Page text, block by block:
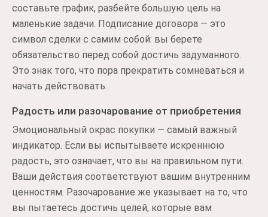
составьте график, разбейте большую цель на
маленькие задачи. Подписание договора — это
символ сделки с самим собой: вы берете
обязательство перед собой достичь задуманного.
Это знак того, что пора прекратить сомневаться и
начать действовать.
Радость или разочарование от приобретения
Эмоциональный окрас покупки — самый важный
индикатор. Если вы испытываете искреннюю
радость, это означает, что вы на правильном пути.
Ваши действия соответствуют вашим внутренним
ценностям. Разочарование же указывает на то, что
вы пытаетесь достичь целей, которые вам